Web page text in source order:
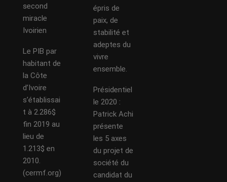
second
miracle
Ivoirien
Le PIB par
habitant de
la Côte
d’Ivoire
s’établissai
t à 2.286$
fin 2019 au
lieu de
1.213$ en
2010.
(cermf.org)
épris de
paix, de
stabilité et
adeptes du
vivre
ensemble.
Présidentiel
le 2020 :
Patrick Achi
présente
les 5 axes
du projet de
société du
candidat du